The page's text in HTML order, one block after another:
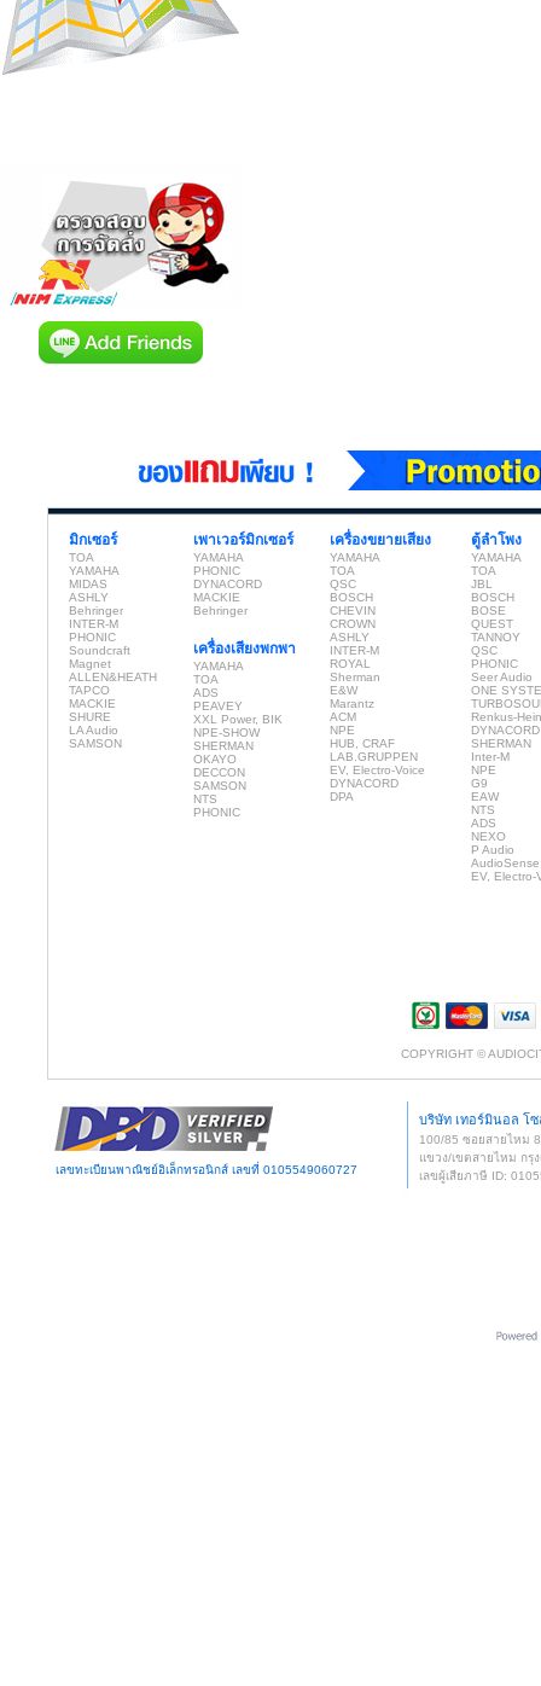
มิกเซอร์
TOA
YAMAHA
MIDAS
ASHLY
Behringer
INTER-M
PHONIC
Soundcraft
Magnet
ALLEN&HEATH
TAPCO
MACKIE
SHURE
LA Audio
SAMSON
เพาเวอร์มิกเซอร์
YAMAHA
PHONIC
DYNACORD
MACKIE
Behringer
เครื่องเสียงพกพา
YAMAHA
TOA
ADS
PEAVEY
XXL Power, BIK
NPE-SHOW
SHERMAN
OKAYO
DECCON
SAMSON
NTS
PHONIC
เครื่องขยายเสียง
YAMAHA
TOA
QSC
BOSCH
CHEVIN
CROWN
ASHLY
INTER-M
ROYAL
Sherman
E&W
Marantz
ACM
NPE
HUB, CRAF
LAB.GRUPPEN
EV, Electro-Voice
DYNACORD
DPA
ตู้ลำโพง
YAMAHA
TOA
JBL
BOSCH
BOSE
QUEST
TANNOY
QSC
PHONIC
Seer Audio
ONE
Renkus-
DYNACORD
SHERMAN
Inter-M
NPE
G9
EAW
NTS
ADS
NEXO
P Audio
AudioSense
EV, Electro-
COPYRIGHT ©
เลขทะเบียนพาณิชย์อิเล็กทรอนิกส์ เลขที่ 0105549060727
บริษัท เทอร์มินอล โ
100/85 ซอยสายไหม
แขวง/เขตสายไหม กรุ
เลขผู้เสียภาษี ID: